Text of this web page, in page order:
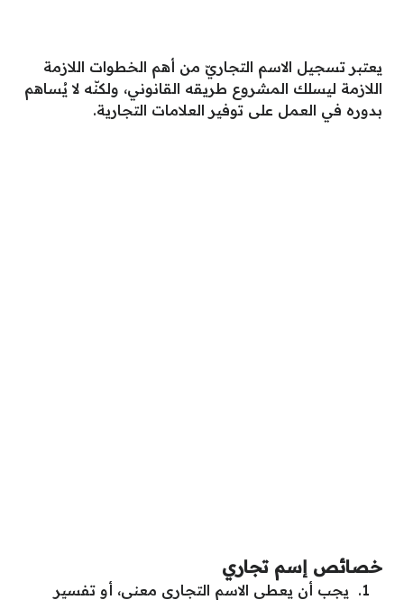
يعتبر تسجيل الاسم التجاريّ من أهم الخطوات اللازمة
اللازمة ليسلك المشروع طريقه القانوني، ولكنّه لا يُساهم
بدوره في العمل على توفير العلامات التجارية.
خصائص إسم تجاري
يجب أن يعطي الاسم التجاري معنى، أو تفسير